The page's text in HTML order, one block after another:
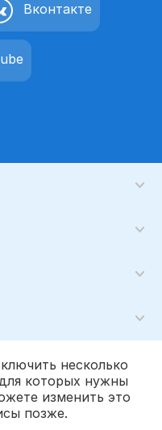
Вконтакте
интернет магазин). На
магазинов
несколько
которых нужны
изменить это
позже.